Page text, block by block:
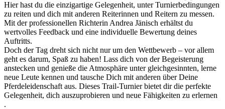
Hier hast du die einzigartige Gelegenheit, unter Turnierbedingungen
zu reiten und dich mit anderen Reiterinnen und Reitern zu messen.
Mit der professionellen Richterin Andrea Jänisch erhältst du
wertvolles Feedback und eine individuelle Bewertung deines
Auftritts.
Doch der Tag dreht sich nicht nur um den Wettbewerb – vor allem
geht es darum, Spaß zu haben! Lass dich von der Begeisterung
anstecken und genieße die Atmosphäre unter gleichgesinnten, lerne
neue Leute kennen und tausche Dich mit anderen über Deine
Pferdeleidenschaft aus. Dieses Trail-Turnier bietet dir die perfekte
Gelegenheit, dich auszuprobieren und neue Fähigkeiten zu erlernen
.